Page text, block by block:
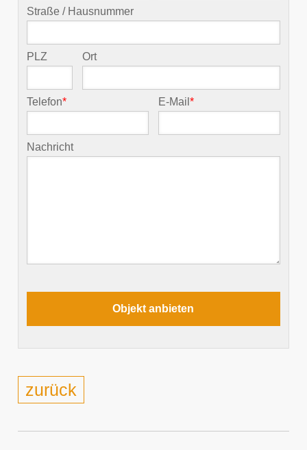
Straße / Hausnummer
PLZ Ort
Telefon* E-Mail*
Nachricht
zurück